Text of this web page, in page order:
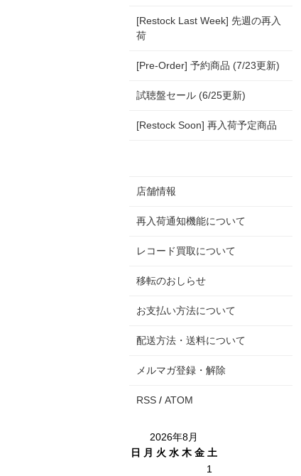
[Restock Last Week] 先週の再入
荷
[Pre-Order] 予約商品 (7/23更新)
試聴盤セール (6/25更新)
[Restock Soon] 再入荷予定商品
店舗情報
再入荷通知機能について
レコード買取について
移転のおしらせ
お支払い方法について
配送方法・送料について
メルマガ登録・解除
RSS / ATOM
2026年8月
日
月 火 水 木 金 土
1